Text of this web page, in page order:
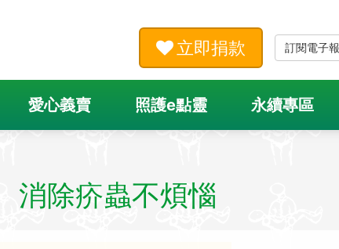
立即捐款 訂閱電子報
愛心義賣 照護e點靈 永續專區
消除疥蟲不煩惱